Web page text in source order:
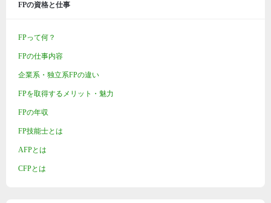
FPの資格と仕事
FPって何？
FPの仕事内容
企業系・独立系FPの違い
FPを取得するメリット・魅力
FPの年収
FP技能士とは
AFPとは
CFPとは